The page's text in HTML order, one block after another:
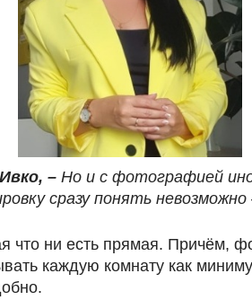
– Но и с фотографией
сразу понять
что ни есть прямая. Причём,
каждую комнату как